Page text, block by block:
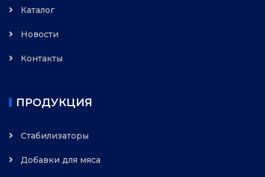
Каталог
Новости
Контакты
ПРОДУКЦИЯ
Стабилизаторы
Добавки для мяса